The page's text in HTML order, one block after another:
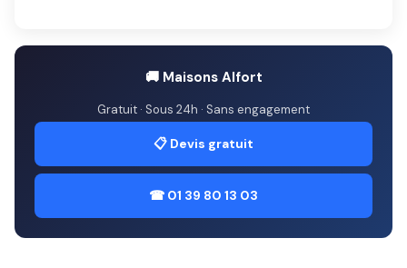
🚚 Maisons Alfort
Gratuit · Sous 24h · Sans engagement
📋 Devis gratuit
☎ 01 39 80 13 03